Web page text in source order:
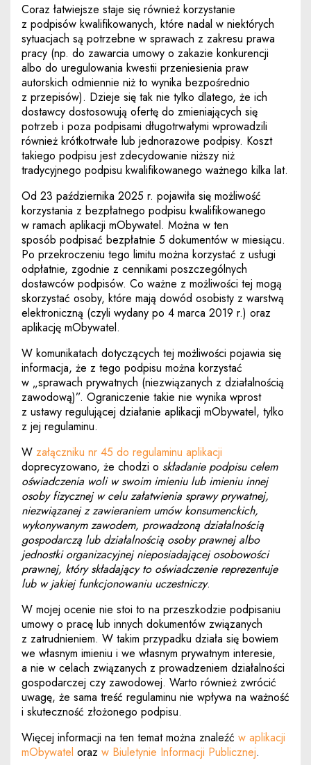
Coraz łatwiejsze staje się również korzystanie
z podpisów kwalifikowanych, które nadal w niektórych
sytuacjach są potrzebne w sprawach z zakresu prawa
pracy (np. do zawarcia umowy o zakazie konkurencji
albo do uregulowania kwestii przeniesienia praw
autorskich odmiennie niż to wynika bezpośrednio
z przepisów). Dzieje się tak nie tylko dlatego, że ich
dostawcy dostosowują ofertę do zmieniających się
potrzeb i poza podpisami długotrwałymi wprowadzili
również krótkotrwałe lub jednorazowe podpisy. Koszt
takiego podpisu jest zdecydowanie niższy niż
tradycyjnego podpisu kwalifikowanego ważnego kilka lat.
Od 23 października 2025 r. pojawiła się możliwość
korzystania z bezpłatnego podpisu kwalifikowanego
w ramach aplikacji mObywatel. Można w ten
sposób podpisać bezpłatnie 5 dokumentów w miesiącu.
Po przekroczeniu tego limitu można korzystać z usługi
odpłatnie, zgodnie z cennikami poszczególnych
dostawców podpisów. Co ważne z możliwości tej mogą
skorzystać osoby, które mają dowód osobisty z warstwą
elektroniczną (czyli wydany po 4 marca 2019 r.) oraz
aplikację mObywatel.
W komunikatach dotyczących tej możliwości pojawia się
informacja, że z tego podpisu można korzystać
w „sprawach prywatnych (niezwiązanych z działalnością
zawodową)”. Ograniczenie takie nie wynika wprost
z ustawy regulującej działanie aplikacji mObywatel, tylko
z jej regulaminu.
W załączniku nr 45 do regulaminu aplikacji
doprecyzowano, że chodzi o składanie podpisu celem
oświadczenia woli w swoim imieniu lub imieniu innej
osoby fizycznej w celu załatwienia sprawy prywatnej,
niezwiązanej z zawieraniem umów konsumenckich,
wykonywanym zawodem, prowadzoną działalnością
gospodarczą lub działalnością osoby prawnej albo
jednostki organizacyjnej nieposiadającej osobowości
prawnej, który składający to oświadczenie reprezentuje
lub w jakiej funkcjonowaniu uczestniczy.
W mojej ocenie nie stoi to na przeszkodzie podpisaniu
umowy o pracę lub innych dokumentów związanych
z zatrudnieniem. W takim przypadku działa się bowiem
we własnym imieniu i we własnym prywatnym interesie,
a nie w celach związanych z prowadzeniem działalności
gospodarczej czy zawodowej. Warto również zwrócić
uwagę, że sama treść regulaminu nie wpływa na ważność
i skuteczność złożonego podpisu.
Więcej informacji na ten temat można znaleźć w aplikacji
mObywatel Uwaga, link zostanie otwarty w nowym oknie
oraz w Biuletynie Informacji PublicznejUwaga,
.